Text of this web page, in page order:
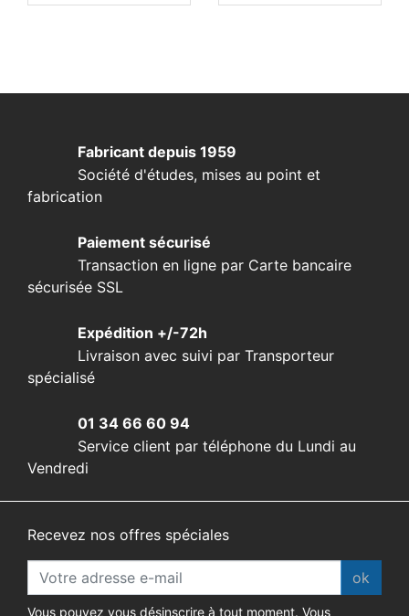
Fabricant depuis 1959
Société d'études, mises au point et
fabrication
Paiement sécurisé
Transaction en ligne par Carte bancaire
sécurisée SSL
Expédition +/-72h
Livraison avec suivi par Transporteur
spécialisé
01 34 66 60 94
Service client par téléphone du Lundi au
Vendredi
Recevez nos offres spéciales
ok
Vous pouvez vous désinscrire à tout moment. Vous